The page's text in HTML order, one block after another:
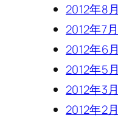
2012年8月
2012年7月
2012年6月
2012年5月
2012年3月
2012年2月